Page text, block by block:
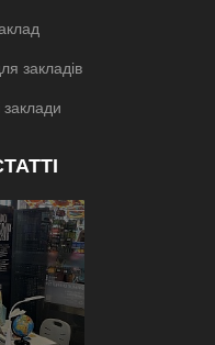
закладів